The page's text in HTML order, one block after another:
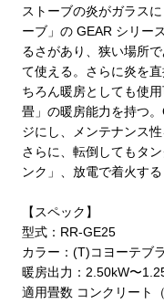
ストーブの炎がガラス
ーブ」の GEAR シリー
るさがあり、狭い場所
て使える。さらに炎を
ちろん暖房としても使
畳」の暖房能力を持つ
ジにし、メンテナンス性
さらに、転倒してもタ
ンク」、放電で着火す
【スペック】
型式：RR-GE25
カラー：(T)コヨーテブ
暖房出力：2.50kW〜
適用畳数 コンクリート